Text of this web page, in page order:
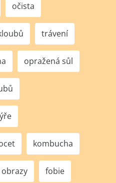
očista
trávení
opražená sůl
kombucha
obrazy fobie